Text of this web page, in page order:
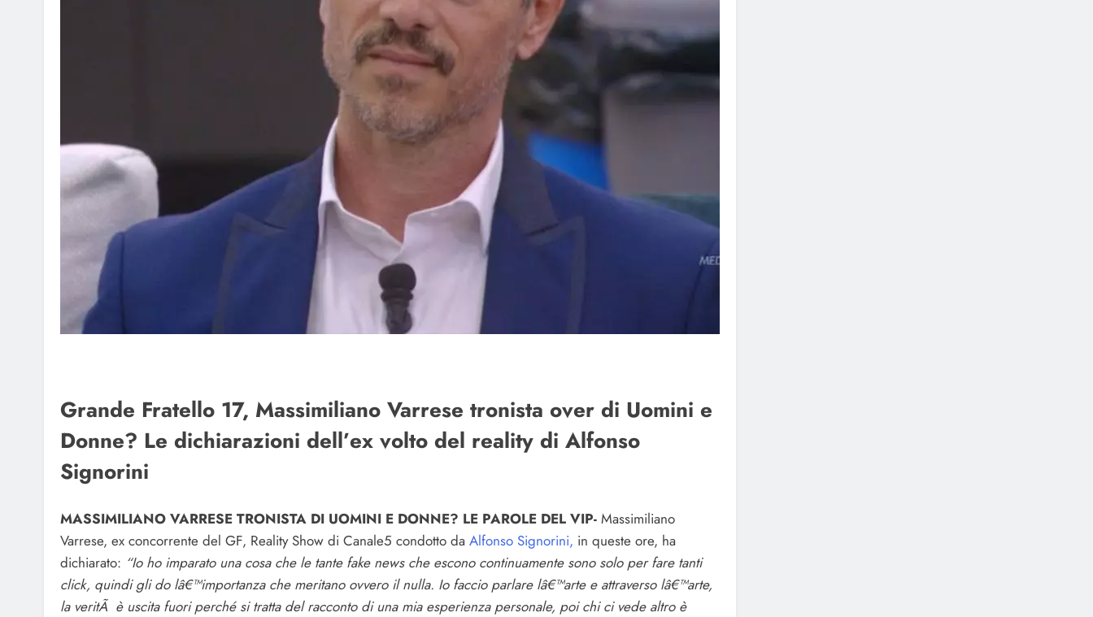
Grande Fratello 17, Massimiliano Varrese tronista over di Uomini e
Donne? Le dichiarazioni dell’ex volto del reality di Alfonso
Signorini
MASSIMILIANO VARRESE TRONISTA DI UOMINI E DONNE? LE PAROLE DEL VIP- Massimiliano
Varrese, ex concorrente del GF, Reality Show di Canale5 condotto da Alfonso Signorini, in queste ore, ha
dichiarato: “Io ho imparato una cosa che le tante fake news che escono continuamente sono solo per fare tanti
click, quindi gli do lâ€™importanza che meritano ovvero il nulla. Io faccio parlare lâ€™arte e attraverso lâ€™arte,
la veritÃ è uscita fuori perché si tratta del racconto di una mia esperienza personale, poi chi ci vede altro è